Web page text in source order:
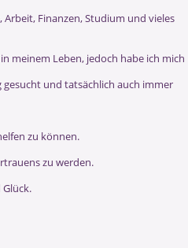
Finanzen, Studium und vieles
meinem Leben, jedoch habe ich mich
und tatsächlich auch immer
zu können.
zu werden.